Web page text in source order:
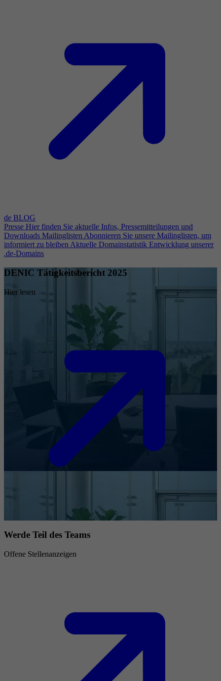
de BLOG
Presse Hier finden Sie aktuelle Infos, Pressemitteilungen und
Downloads Mailinglisten Abonnieren Sie unsere Mailinglisten, um
informiert zu bleiben Aktuelle Domainstatistik Entwicklung unserer
.de-Domains
DENIC Tätigkeitsbericht 2025
Hier lesen
Werde Teil des Teams
Offene Stellenanzeigen